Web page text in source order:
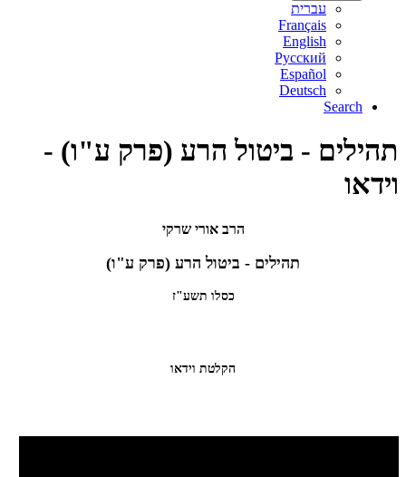
עברית
Français
English
Русский
Español
Deutsch
Search
תהילים - ביטול הרע (פרק ע"ו) -
וידאו
הרב אורי שרקי
תהילים - ביטול הרע (פרק ע"ו)
כסלו תשע"ז
הקלטת וידאו